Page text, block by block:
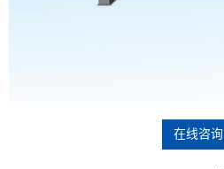
在线咨询